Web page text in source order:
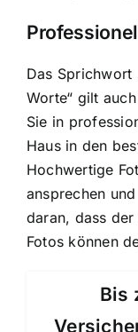
Das Sprichwort
Worte“ gilt
Sie in
Haus in den
Hochwertige
ansprechen
daran, dass
Fotos können
Bis